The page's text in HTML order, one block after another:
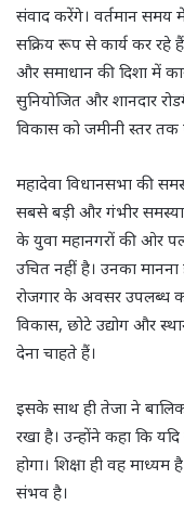
संवाद करेंगे। वर्तमान समय
सक्रिय रूप से कार्य कर रहे
और समाधान की दिशा में
सुनियोजित और शानदार
विकास को जमीनी स्तर तक
महादेवा विधानसभा की
सबसे बड़ी और गंभीर
के युवा महानगरों की ओर
उचित नहीं है। उनका
रोजगार के अवसर उपलब्ध
विकास, छोटे उद्योग और
देना चाहते हैं।
इसके साथ ही तेजा ने
रखा है। उन्होंने कहा कि
होगा। शिक्षा ही वह
संभव है।